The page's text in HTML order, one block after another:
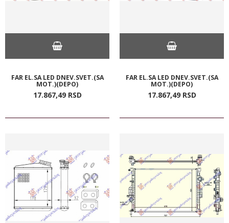
FAR EL.SA LED DNEV.SVET.(SA
MOT.)(DEPO)
17.867,49 RSD
FAR EL.SA LED DNEV.SVET.(SA
MOT.)(DEPO)
17.867,49 RSD